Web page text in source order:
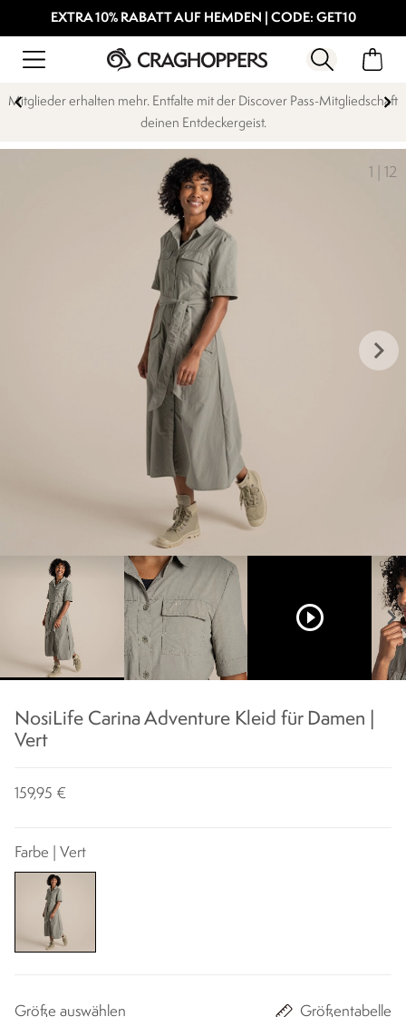
EXTRA 10% RABATT AUF HEMDEN | CODE: GET10
Mitglieder erhalten mehr. Entfalte mit der Discover Pass-Mitgliedschaft
deinen Entdeckergeist.
1 12
keyboard_arrow_right
play_circle_outline chevron_right
NosiLife Carina Adventure Kleid für Damen |
Vert
159,95 €
Farbe | Vert
Größe auswählen Größentabelle